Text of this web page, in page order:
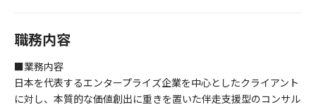
職務内容
■業務内容
日本を代表するエンタープライズ企業を中心としたクライアント
に対し、本質的な価値創出に重きを置いた伴走支援型のコンサル